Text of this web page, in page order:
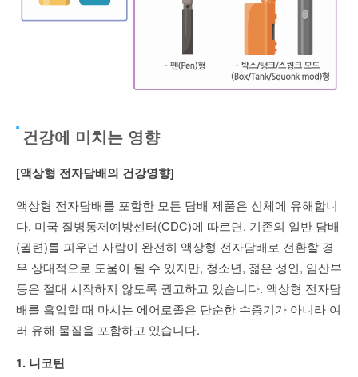
건강에 미치는 영향
[액상형 전자담배의 건강영향]
액상형 전자담배를 포함한 모든 담배 제품은 신체에 유해합니
다. 미국 질병통제예방센터(CDC)에 따르면, 기존의 일반 담배
(궐련)를 피우던 사람이 완전히 액상형 전자담배로 전환할 경
우 상대적으로 도움이 될 수 있지만, 청소년, 젊은 성인, 임산부
등은 절대 시작하지 않도록 권고하고 있습니다. 액상형 전자담
배를 흡입할 때 마시는 에어로졸은 단순한 수증기가 아니라 여
러 유해 물질을 포함하고 있습니다.
1. 니코틴